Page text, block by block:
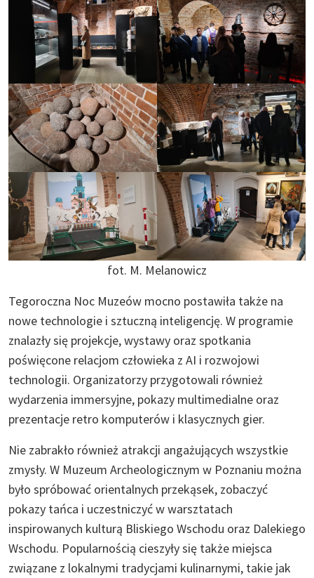
fot. M. Melanowicz
Tegoroczna Noc Muzeów mocno postawiła także na
nowe technologie i sztuczną inteligencję. W programie
znalazły się projekcje, wystawy oraz spotkania
poświęcone relacjom człowieka z AI i rozwojowi
technologii. Organizatorzy przygotowali również
wydarzenia immersyjne, pokazy multimedialne oraz
prezentacje retro komputerów i klasycznych gier.
Nie zabrakło również atrakcji angażujących wszystkie
zmysły. W Muzeum Archeologicznym w Poznaniu można
było spróbować orientalnych przekąsek, zobaczyć
pokazy tańca i uczestniczyć w warsztatach
inspirowanych kulturą Bliskiego Wschodu oraz Dalekiego
Wschodu. Popularnością cieszyły się także miejsca
związane z lokalnymi tradycjami kulinarnymi, takie jak